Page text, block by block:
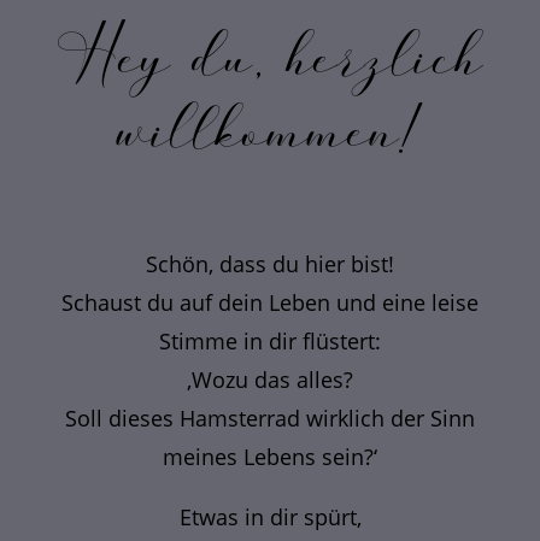
Hey du, herzlich
willkommen!
Schön, dass du hier bist!
Schaust du auf dein Leben und eine leise
Stimme in dir flüstert:
‚Wozu das alles?
Soll dieses Hamsterrad wirklich der Sinn
meines Lebens sein?‘
Etwas in dir spürt,